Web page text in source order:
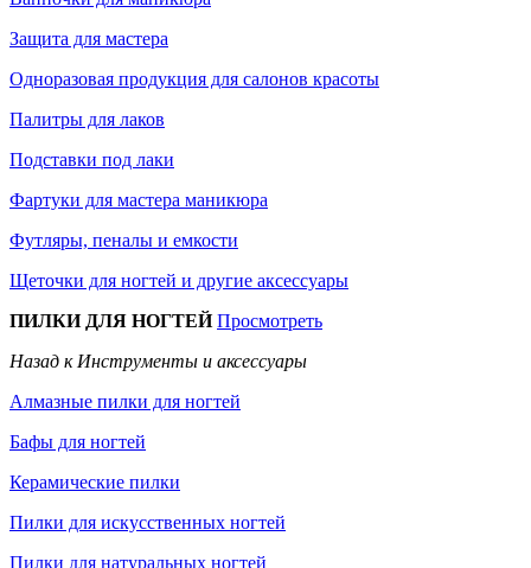
Защита для мастера
Одноразовая продукция для салонов красоты
Палитры для лаков
Подставки под лаки
Фартуки для мастера маникюра
Футляры, пеналы и емкости
Щеточки для ногтей и другие аксессуары
ПИЛКИ ДЛЯ НОГТЕЙПросмотреть
Назад к Инструменты и аксессуары
Алмазные пилки для ногтей
Бафы для ногтей
Керамические пилки
Пилки для искусственных ногтей
Пилки для натуральных ногтей